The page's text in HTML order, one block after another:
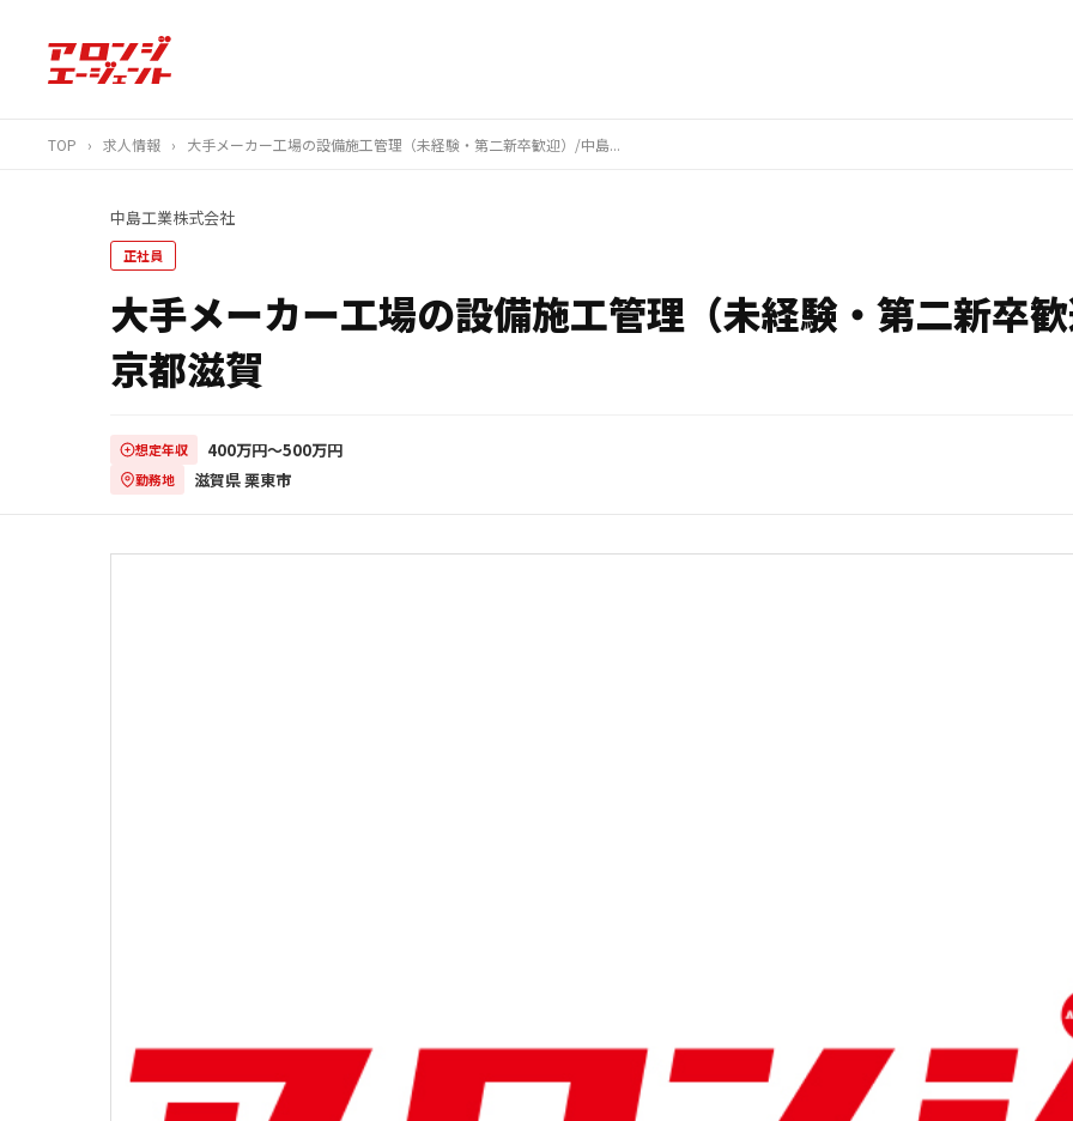
TOP › 求人情報 › 大手メーカー工場の設備施工管理（未経験・第二新卒歓迎）/中島...
中島工業株式会社
正社員
大手メーカー工場の設備施工管理（未経験・第二新卒
京都滋賀
想定年収 400万円〜500万円
勤務地 滋賀県 栗東市